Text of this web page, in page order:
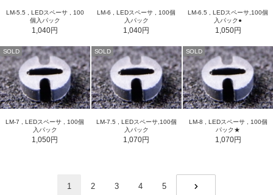
LM-5.5 , LEDスペーサ , 100
個入パック
1,040円
LM-6 , LEDスペーサ , 100個
入パック
1,040円
LM-6.5 , LEDスペーサ,100個
入パック●
1,050円
SOLD
LM-7 , LEDスペーサ , 100個
入パック
1,050円
SOLD
LM-7.5 , LEDスペーサ,100個
入パック
1,070円
SOLD
LM-8 , LEDスペーサ , 100個
パック★
1,070円
1 2 3 4 5